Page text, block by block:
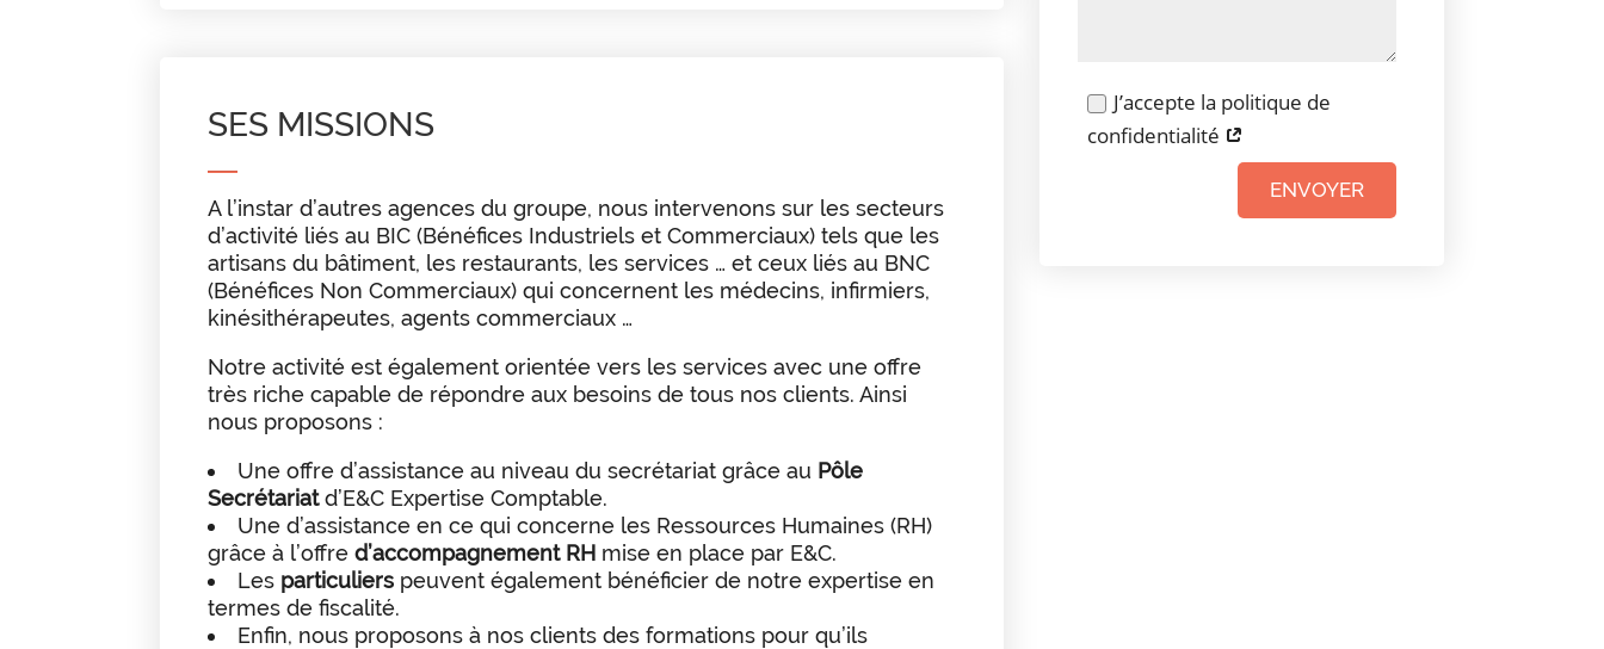
SES MISSIONS
A l’instar d’autres agences du groupe, nous intervenons sur les secteurs
d’activité liés au BIC (Bénéfices Industriels et Commerciaux) tels que les
artisans du bâtiment, les restaurants, les services … et ceux liés au BNC
(Bénéfices Non Commerciaux) qui concernent les médecins, infirmiers,
kinésithérapeutes, agents commerciaux …
Notre activité est également orientée vers les services avec une offre
très riche capable de répondre aux besoins de tous nos clients. Ainsi
nous proposons :
Une offre d’assistance au niveau du secrétariat grâce au Pôle
Secrétariatd’E&C Expertise Comptable.
Une d’assistance en ce qui concerne les Ressources Humaines (RH)
grâce à l’offred’accompagnement RH mise en place par E&C.
Les particuliers peuvent également bénéficier de notre expertise en
termes de fiscalité.
Enfin, nous proposons à nos clients des formations pour qu’ils
J’accepte la politique de
confidentialité
ENVOYER